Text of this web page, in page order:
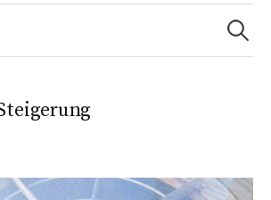
Suchen
nach: